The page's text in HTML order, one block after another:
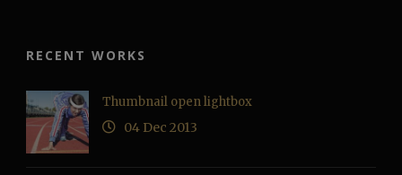
RECENT WORKS
Thumbnail open lightbox
04 Dec 2013